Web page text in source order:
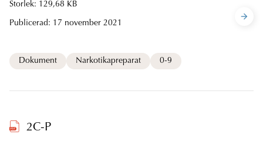
Storlek: 129,68 KB
Publicerad: 17 november 2021
Dokument Narkotikapreparat 0-9
2C-P